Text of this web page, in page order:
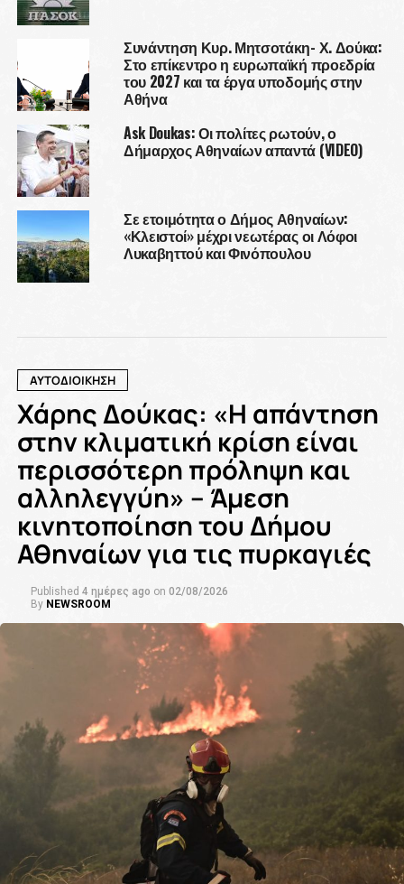
Συνάντηση Κυρ. Μητσοτάκη- Χ. Δούκα:
Στο επίκεντρο η ευρωπαϊκή προεδρία
του 2027 και τα έργα υποδομής στην
Αθήνα
Ask Doukas: Οι πολίτες ρωτούν, ο
Δήμαρχος Αθηναίων απαντά (VIDEO)
Σε ετοιμότητα ο Δήμος Αθηναίων:
«Κλειστοί» μέχρι νεωτέρας οι Λόφοι
Λυκαβηττού και Φινόπουλου
ΑΥΤΟΔΙΟΙΚΗΣΗ
Χάρης Δούκας: «Η απάντηση
στην κλιματική κρίση είναι
περισσότερη πρόληψη και
αλληλεγγύη» – Άμεση
κινητοποίηση του Δήμου
Αθηναίων για τις πυρκαγιές
Published 4 ημέρες ago on 02/08/2026
By NEWSROOM